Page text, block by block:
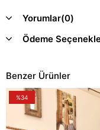
Yorumlar(0)
Ödeme
Benzer Ürünler
%34